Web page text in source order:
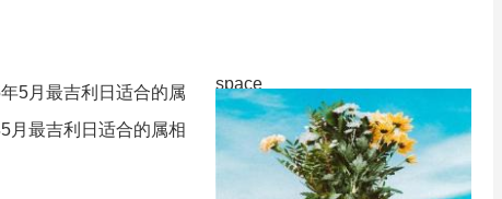
月最吉利日适合的属相
space